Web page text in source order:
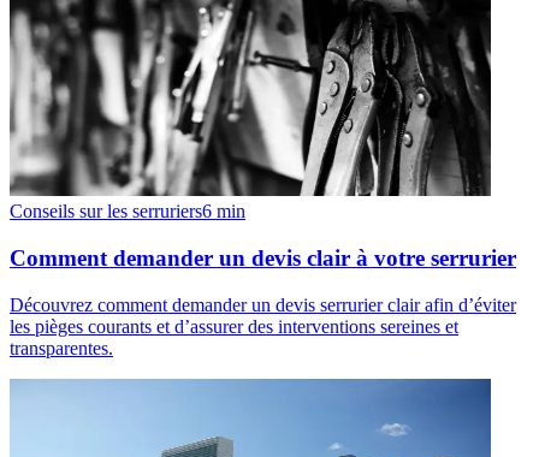
Conseils sur les serruriers6 min
Comment demander un devis clair à votre serrurier
Découvrez comment demander un devis serrurier clair afin d’éviter
les pièges courants et d’assurer des interventions sereines et
transparentes.